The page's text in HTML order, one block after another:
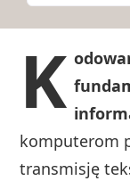
K
komputerom
transmisję